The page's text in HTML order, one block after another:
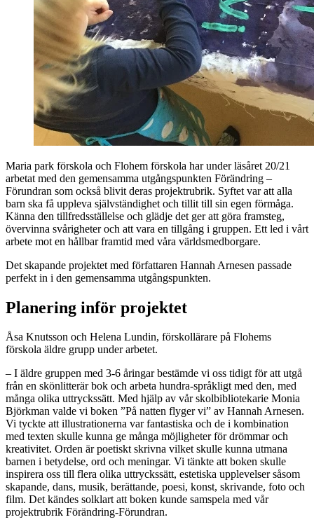
Maria park förskola och Flohem förskola har under läsåret 20/21
arbetat med den gemensamma utgångspunkten Förändring –
Förundran som också blivit deras projektrubrik. Syftet var att alla
barn ska få uppleva självständighet och tillit till sin egen förmåga.
Känna den tillfredsställelse och glädje det ger att göra framsteg,
övervinna svårigheter och att vara en tillgång i gruppen. Ett led i vårt
arbete mot en hållbar framtid med våra världsmedborgare.
Det skapande projektet med författaren Hannah Arnesen passade
perfekt in i den gemensamma utgångspunkten.
Planering inför projektet
Åsa Knutsson och Helena Lundin, förskollärare på Flohems
förskola äldre grupp under arbetet.
– I äldre gruppen med 3-6 åringar bestämde vi oss tidigt för att utgå
från en skönlitterär bok och arbeta hundra-språkligt med den, med
många olika uttryckssätt. Med hjälp av vår skolbibliotekarie Monia
Björkman valde vi boken ”På natten flyger vi” av Hannah Arnesen.
Vi tyckte att illustrationerna var fantastiska och de i kombination
med texten skulle kunna ge många möjligheter för drömmar och
kreativitet. Orden är poetiskt skrivna vilket skulle kunna utmana
barnen i betydelse, ord och meningar. Vi tänkte att boken skulle
inspirera oss till flera olika uttryckssätt, estetiska upplevelser såsom
skapande, dans, musik, berättande, poesi, konst, skrivande, foto och
film. Det kändes solklart att boken kunde samspela med vår
projektrubrik Förändring-Förundran.